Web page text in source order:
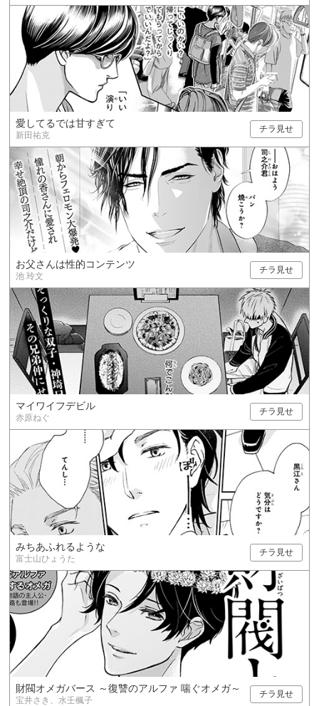
愛してるでは甘すぎて
新田祐克
チラ見せ
お父さんは性的コンテンツ
池 玲文
チラ見せ
マイワイフデビル
赤原ねぐ
チラ見せ
みちあふれるような
富士山ひょうた
チラ見せ
財閥オメガバース ～復讐のアルファ 喘ぐオメガ～
宝井さき、水壬楓子
チラ見せ